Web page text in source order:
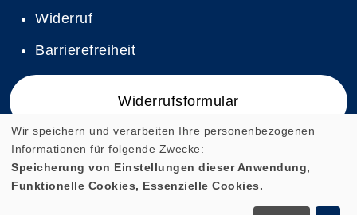
Widerruf
Barrierefreiheit
Widerrufsformular
Cookie Einstellungen
Wir speichern und verarbeiten Ihre personenbezogenen
Informationen für folgende Zwecke:
Speicherung von Einstellungen dieser Anwendung,
Funktionelle Cookies, Essenzielle Cookies.